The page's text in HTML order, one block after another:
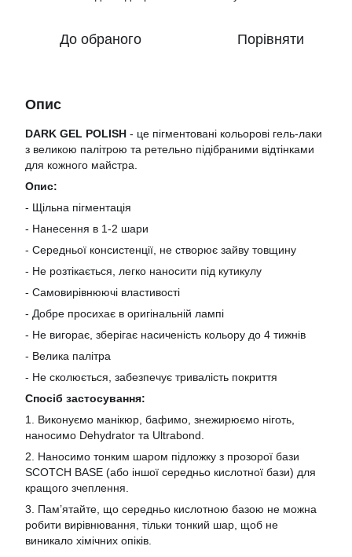
До обраного Порівняти
Опис
DARK GEL POLISH - це пігментовані кольорові гель-лаки
з великою палітрою та ретельно підібраними відтінками
для кожного майстра.
Опис:
- Щільна пігментація
- Нанесення в 1-2 шари
- Середньої консистенції, не створює зайву товщину
- Не розтікається, легко наносити під кутикулу
- Самовирівнюючі властивості
- Добре просихає в оригінальній лампі
- Не вигорає, зберігає насиченість кольору до 4 тижнів
- Велика палітра
- Не сколюється, забезпечує тривалість покриття
Спосіб застосування:
1. Виконуємо манікюр, бафимо, знежирюємо ніготь,
наносимо Dehydrator та Ultrabond.
2. Наносимо тонким шаром підложку з прозорої бази
SCOTCH BASE (або іншої середньо кислотної бази) для
кращого зчеплення.
3. Пам’ятайте, що середньо кислотною базою не можна
робити вирівнювання, тільки тонкий шар, щоб не
виникало хімічних опіків.